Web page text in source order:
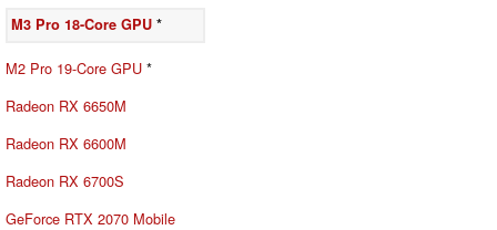
M3 Pro 18-Core GPU *
M2 Pro 19-Core GPU *
Radeon RX 6650M
Radeon RX 6600M
Radeon RX 6700S
GeForce RTX 2070 Mobile